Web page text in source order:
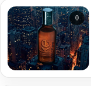
0